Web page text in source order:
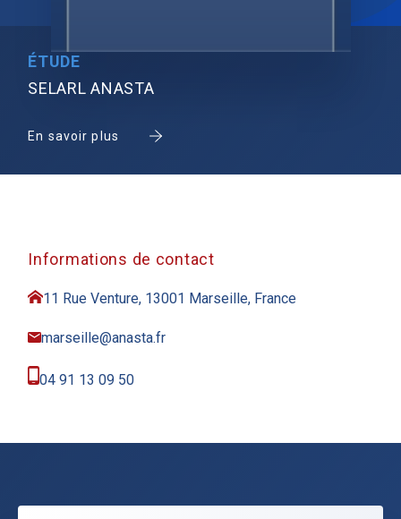
ÉTUDE
SELARL ANASTA
En savoir plus
Informations de contact
11 Rue Venture, 13001 Marseille, France
marseille@anasta.fr
04 91 13 09 50